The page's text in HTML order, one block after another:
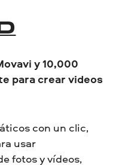
y 10,000
para crear videos
con un clic,
usar
fotos y vídeos,